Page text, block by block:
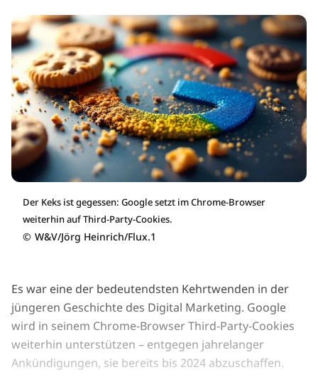
Der Keks ist gegessen: Google setzt im Chrome-Browser
weiterhin auf Third-Party-Cookies.
© W&V/Jörg Heinrich/Flux.1
Es war eine der bedeutendsten Kehrtwenden in der
jüngeren Geschichte des Digital Marketing. Google
wird in seinem Chrome-Browser Third-Party-Cookies
weiterhin unterstützen – entgegen jahrelanger
Ankündigungen, sie bereits bis 2024 abzuschaffen.